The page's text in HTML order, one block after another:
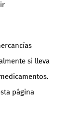
si lleva
página